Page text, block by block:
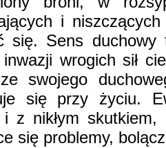
i
się. Sens duchowy
wrogich sił
swojego
się przy życiu.
i z nikłym
się problemy,